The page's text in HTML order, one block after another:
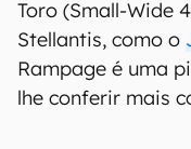
Toro (Small-Wide
Stellantis, como o
Rampage é uma
lhe conferir mais